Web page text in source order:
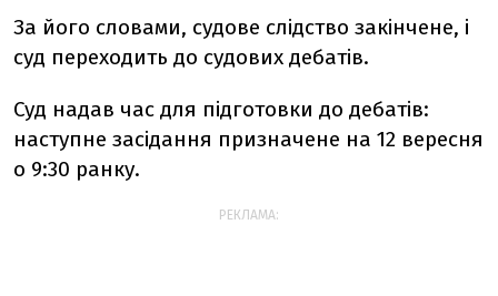
За його словами, судове слідство закінчене, і
суд переходить до судових дебатів.
Суд надав час для підготовки до дебатів:
наступне засідання призначене на 12 вересня
о 9:30 ранку.
РЕКЛАМА: